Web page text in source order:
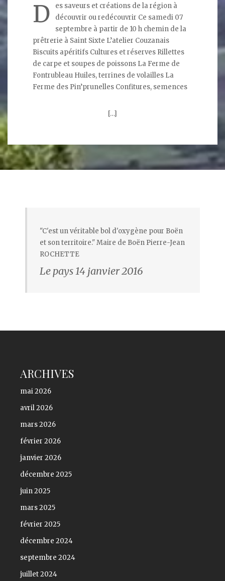
D
es saveurs et créations de la région à
découvrir ou redécouvrir Ce samedi 07
septembre à partir de 10 h chemin de la
prêtrerie à Saint Sixte L’atelier Couzanais
Biscuits apéritifs Cultures et réserves Rillettes
de carpe et soupes de poissons La Ferme de
Fontrubleau Huiles, terrines de volailles La
Ferme des Pin’prunelles Confitures, semences
[…]
"C'est un véritable bol d'oxygène pour Boën
et son territoire." Maire de Boën Pierre-Jean
ROCHETTE
Le pays 14 janvier 2016
ARCHIVES
mai 2026
avril 2026
mars 2026
février 2026
janvier 2026
décembre 2025
juin 2025
mars 2025
février 2025
décembre 2024
septembre 2024
juillet 2024